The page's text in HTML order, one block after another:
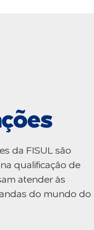
da FISUL são
qualificação de
atender às
do mundo do